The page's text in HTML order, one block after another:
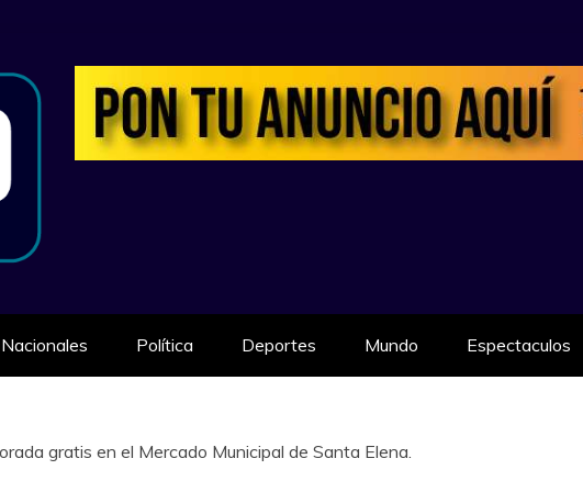
Nacionales Política Deportes Mundo Espectaculos
gratis en el Mercado Municipal de Santa Elena.